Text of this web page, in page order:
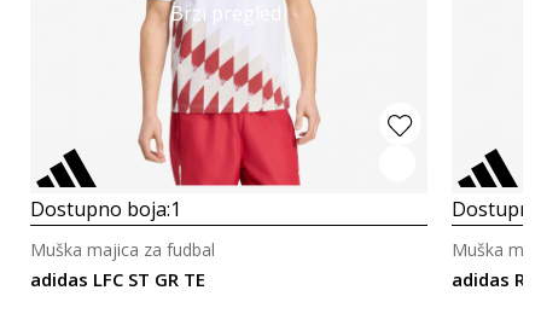
Brzi pregled
Dostupno boja:1
adidas LFC ST GR TE
Muška majica za fudbal
adidas
Muška